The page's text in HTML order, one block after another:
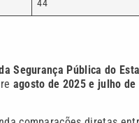
44
Segurança Pública do
agosto de 2025 e julho de